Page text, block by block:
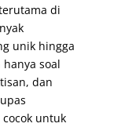
di
unik hingga
soal
dan
untuk